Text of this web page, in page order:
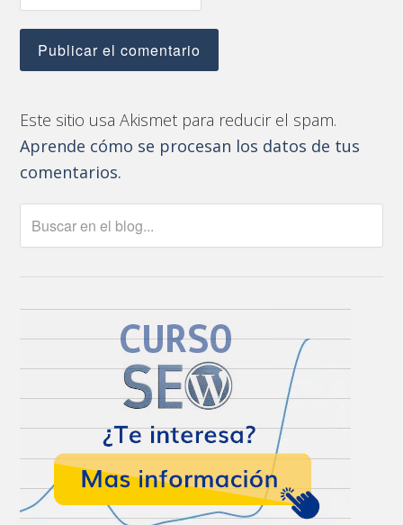
Este sitio usa Akismet para reducir el spam.
Aprende cómo se procesan los datos de tus
comentarios.